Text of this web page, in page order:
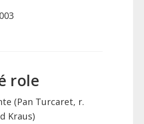
role
(Pan Turcaret, r.
Kraus)